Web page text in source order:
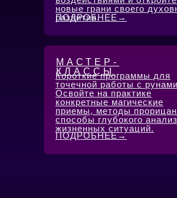
МАСТЕР-
КЛАССЫ
новые грани своего
развития.
ПОДРОБНЕЕ→
ПОДРОБНЕЕ→
Короткие программы для
точечной работы с
Освойте на практике
конкретные магические
приемы, методы
способы глубокого
жизненных ситуаций.